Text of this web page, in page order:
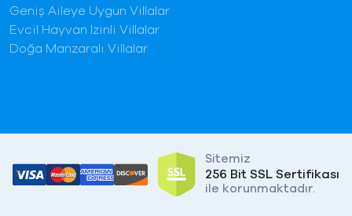
Geniş Aileye Uygun Villalar
Evcil Hayvan İzinli Villalar
Doğa Manzaralı Villalar
Sitemiz
256 Bit SSL Sertifikası
ile korunmaktadır.